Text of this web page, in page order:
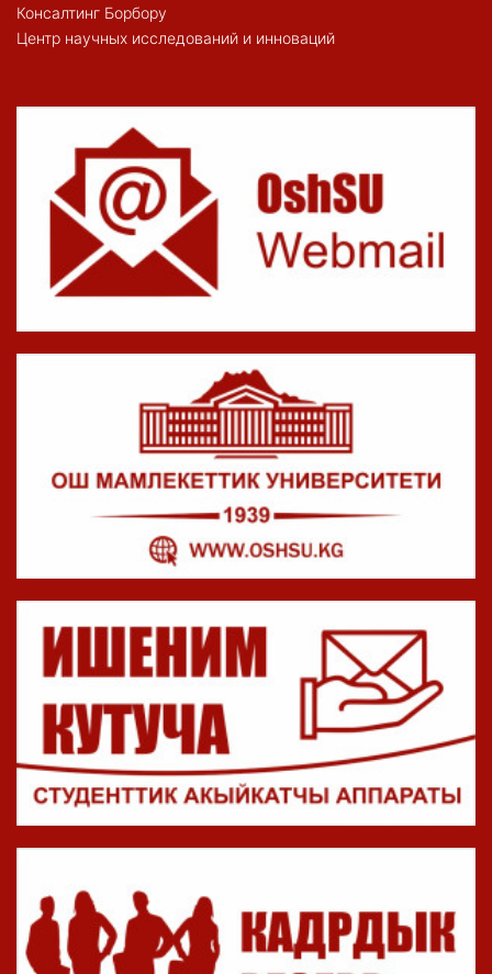
Консалтинг Борбору
Центр научных исследований и инноваций